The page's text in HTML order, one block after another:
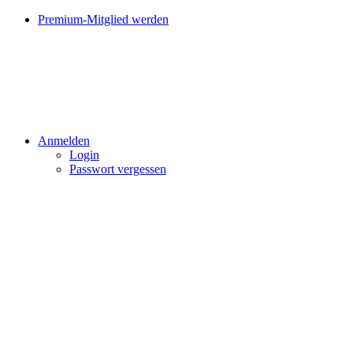
Premium-Mitglied werden
Anmelden
Login
Passwort vergessen